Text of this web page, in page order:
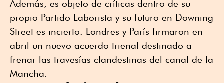
Además, es objeto de críticas dentro de su
propio Partido Laborista y su futuro en Downing
Street es incierto. Londres y París firmaron en
abril un nuevo acuerdo trienal destinado a
frenar las travesías clandestinas del canal de la
Mancha.